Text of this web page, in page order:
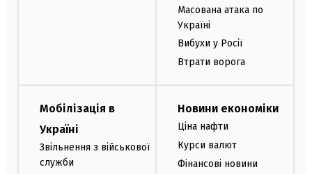
Масована атака по
Україні
Вибухи у Росії
Втрати ворога
Мобілізація в
Україні
Звільнення з військової
служби
Новини економіки
Ціна нафти
Курси валют
Фінансові новини